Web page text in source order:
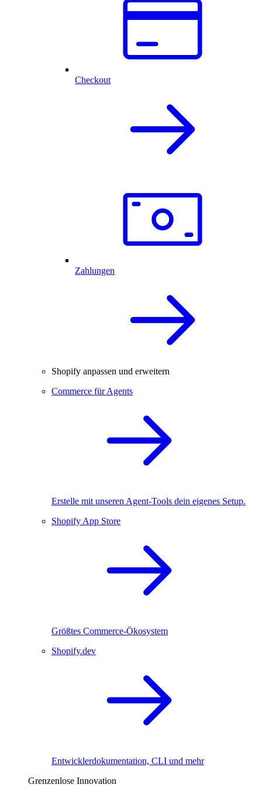
Checkout
Zahlungen
Shopify anpassen und erweitern
Commerce für Agents
Erstelle mit unseren Agent-Tools dein eigenes Setup.
Shopify App Store
Größtes Commerce-Ökosystem
Shopify.dev
Entwicklerdokumentation, CLI und mehr
Grenzenlose Innovation